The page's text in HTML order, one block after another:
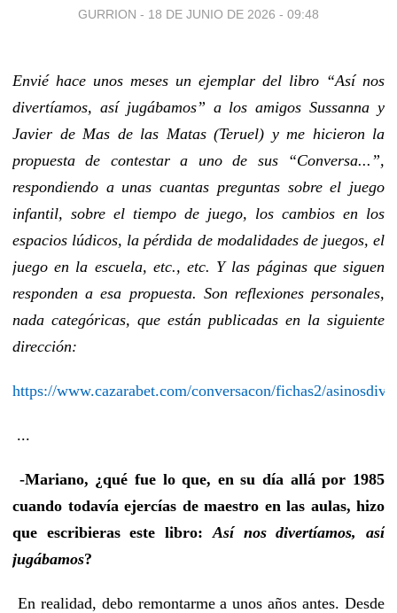
GURRION - 18 DE JUNIO DE 2026 - 09:48
Envié hace unos meses un ejemplar del libro “Así nos
divertíamos, así jugábamos” a los amigos Sussanna y
Javier de Mas de las Matas (Teruel) y me hicieron la
propuesta de contestar a uno de sus “Conversa...”,
respondiendo a unas cuantas preguntas sobre el juego
infantil, sobre el tiempo de juego, los cambios en los
espacios lúdicos, la pérdida de modalidades de juegos, el
juego en la escuela, etc., etc. Y las páginas que siguen
responden a esa propuesta. Son reflexiones personales,
nada categóricas, que están publicadas en la siguiente
dirección:
https://www.cazarabet.com/conversacon/fichas2/
...
-Mariano, ¿qué fue lo que, en su día allá por 1985
cuando todavía ejercías de maestro en las aulas, hizo
que escribieras este libro: Así nos divertíamos, así
jugábamos?
En realidad, debo remontarme a unos años antes. Desde